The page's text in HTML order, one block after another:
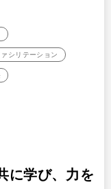
シリテーション
に学び、力を